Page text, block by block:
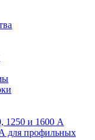
1250 и 1600 А
для профильных